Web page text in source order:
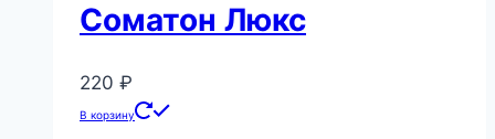
Соматон Люкс
220 ₽
В корзину